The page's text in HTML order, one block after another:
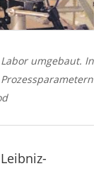
umgebaut. In